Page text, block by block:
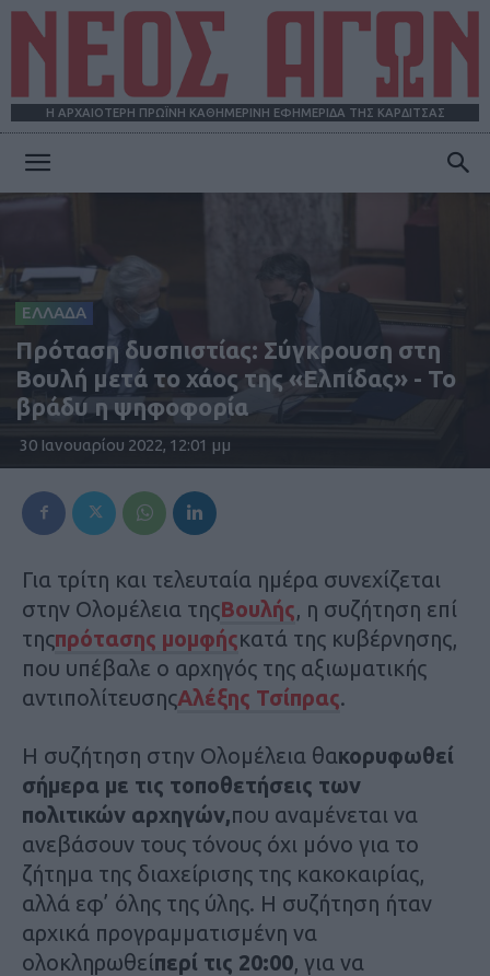
Η ΑΡΧΑΙΟΤΕΡΗ ΠΡΩΪΝΗ ΚΑΘΗΜΕΡΙΝΗ ΕΦΗΜΕΡΙΔΑ ΤΗΣ ΚΑΡΔΙΤΣΑΣ
ΕΛΛΑΔΑ
Πρόταση δυσπιστίας: Σύγκρουση στη
Βουλή μετά το χάος της «Ελπίδας» - Το
βράδυ η ψηφοφορία
30 Ιανουαρίου 2022, 12:01 μμ
Για τρίτη και τελευταία ημέρα συνεχίζεται
στην Ολομέλεια τηςΒουλής, η συζήτηση επί
τηςπρότασης μομφήςκατά της κυβέρνησης,
που υπέβαλε ο αρχηγός της αξιωματικής
αντιπολίτευσηςΑλέξης Τσίπρας.
Η συζήτηση στην Ολομέλεια θακορυφωθεί
σήμερα με τις τοποθετήσεις των
πολιτικών αρχηγών,που αναμένεται να
ανεβάσουν τους τόνους όχι μόνο για το
ζήτημα της διαχείρισης της κακοκαιρίας,
αλλά εφ’ όλης της ύλης. Η συζήτηση ήταν
αρχικά προγραμματισμένη να
ολοκληρωθείπερί τις 20:00, για να